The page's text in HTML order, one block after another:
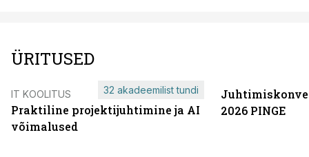
ÜRITUSED
IT KOOLITUS
Praktiline projektijuhtimine ja AI
võimalused
32 akadeemilist tundi
2026 PINGE